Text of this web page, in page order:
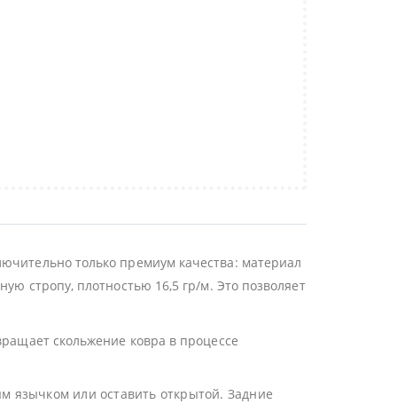
только премиум качества: материал
стропу, плотностью 16,5 гр/м. Это позволяет
скольжение ковра в процессе
язычком или оставить открытой. Задние